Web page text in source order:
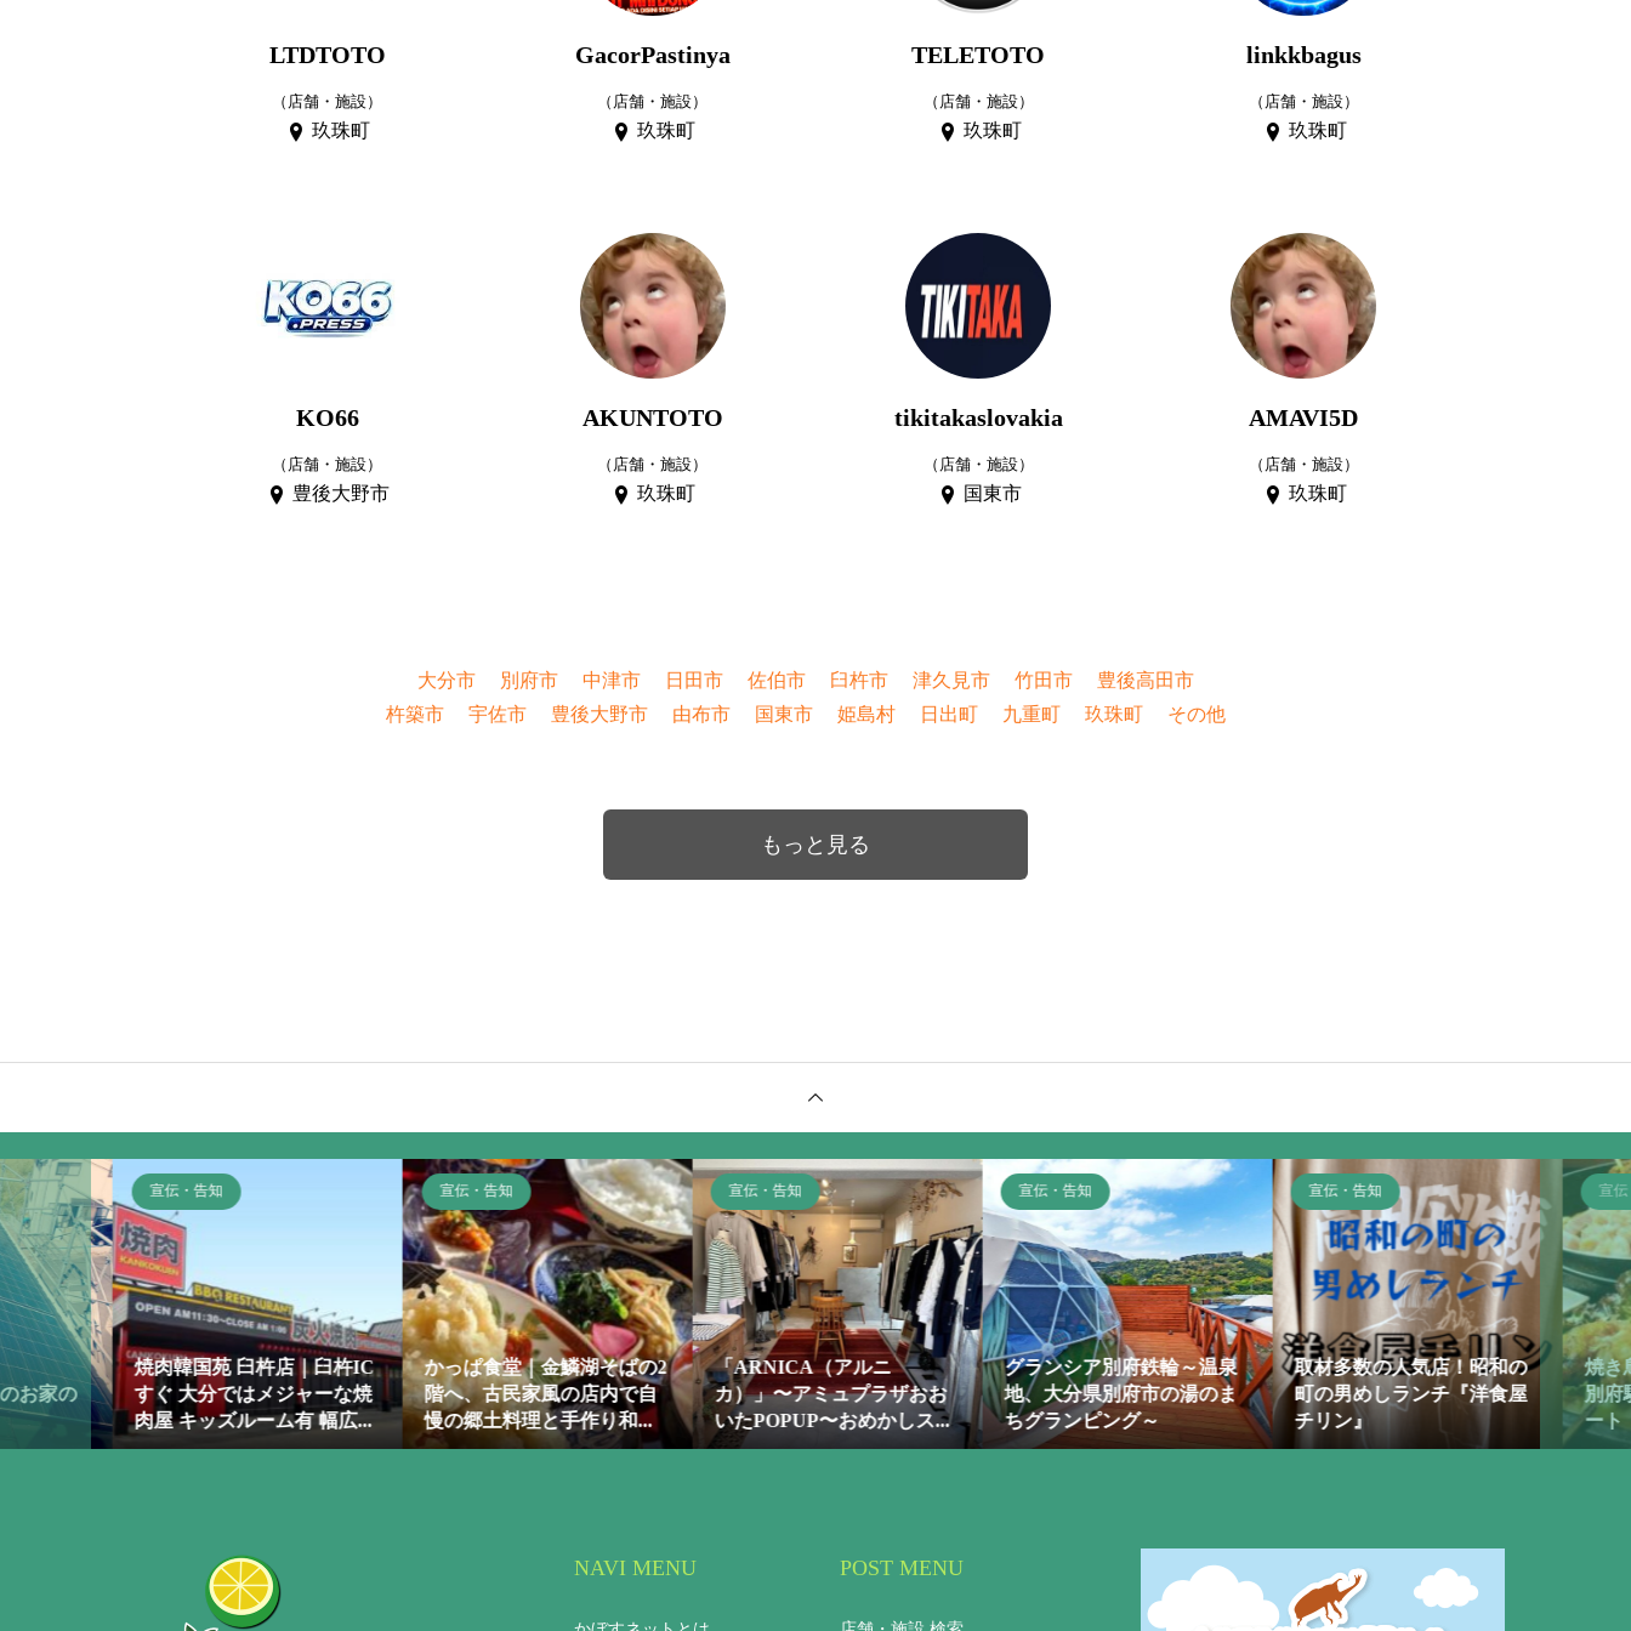
LTDTOTO
（店舗・施設）
玖珠町
GacorPastinya
（店舗・施設）
玖珠町
TELETOTO
（店舗・施設）
玖珠町
linkkbagus
（店舗・施設）
玖珠町
KO66
（店舗・施設）
豊後大野市
AKUNTOTO
（店舗・施設）
玖珠町
tikitakaslovakia
（店舗・施設）
国東市
AMAVI5D
（店舗・施設）
玖珠町
大分市 別府市 中津市 日田市 佐伯市 臼杵市 津久見市 竹田市
豊後高田市
杵築市
宇佐市 豊後大野市 由布市 国東市 姫島村 日出町 九重町 玖珠町 その他
もっと見る
杵IC
な焼
広...
宣伝・告知
かっぱ食堂｜金鱗湖そばの2
階へ、古民家風の店内で自
慢の郷土料理と手作り和...
宣伝・告知
「ARNICA（アルニ
カ）」〜アミュプラザおお
いたPOPUP〜おめかしス...
宣伝・告知
グランシア別府鉄輪～温泉
地、大分県別府市の湯のま
ちグランピング～
宣伝・告知
取材多数の人気店！昭和の
町の男めしランチ『洋食屋
チリン』
宣伝・告知
焼き鳥 鳥喰（とりっく）｜
別府駅から徒歩６分、デパ
ート「トキハ別府店」の...
宣伝・
フォト
ムソ
られる
NAVI MENU POST MENU